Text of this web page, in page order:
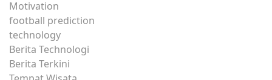
Motivation
football prediction
technology
Berita Technologi
Berita Terkini